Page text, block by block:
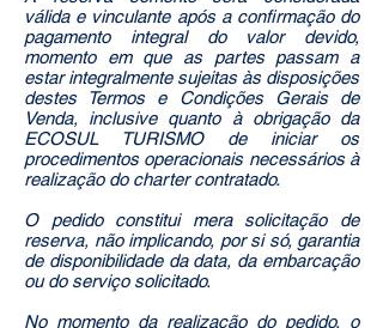
válida e vinculante após a confirmação do
pagamento integral do valor devido,
momento em que as partes passam a
estar integralmente sujeitas às disposições
destes Termos e Condições Gerais de
Venda, inclusive quanto à obrigação da
ECOSUL TURISMO de iniciar os
procedimentos operacionais necessários à
realização do charter contratado.
O pedido constitui mera solicitação de
reserva, não implicando, por si só, garantia
de disponibilidade da data, da embarcação
ou do serviço solicitado.
No momento da realização do pedido, o